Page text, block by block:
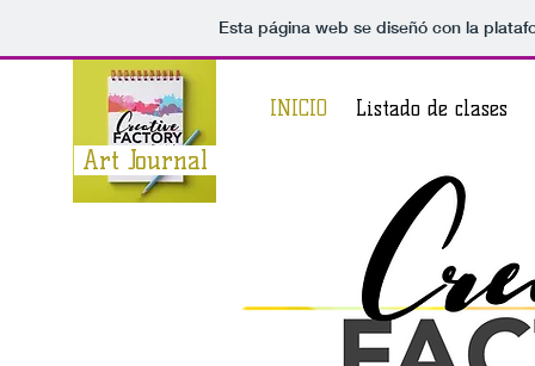
Esta página web se diseñó con la
INICIO Listado de clases
Art Journal